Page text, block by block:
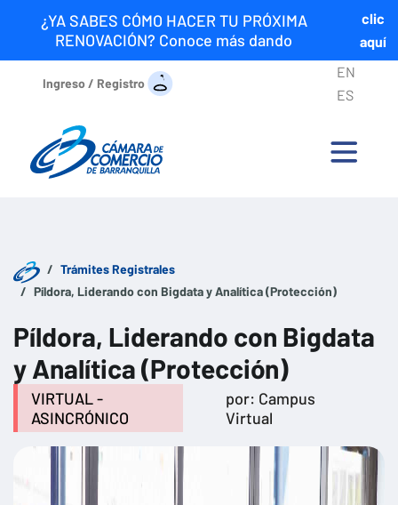
¿YA SABES CÓMO HACER TU PRÓXIMA
RENOVACIÓN? Conoce más dando
clic
aquí
Ingreso / Registro
EN
ES
Trámites Registrales
Píldora, Liderando con Bigdata y Analítica (Protección)
Píldora, Liderando con Bigdata
y Analítica (Protección)
VIRTUAL -
ASINCRÓNICO
por: Campus
Virtual